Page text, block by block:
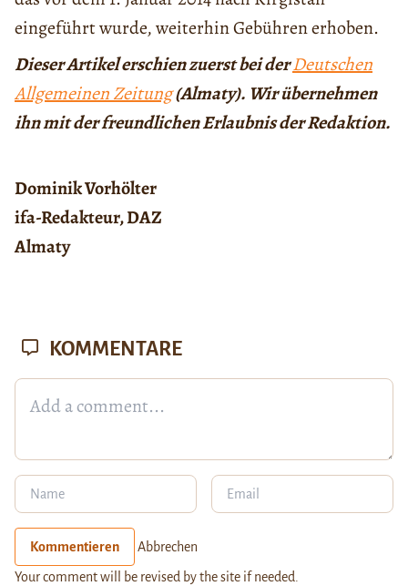
eingeführt wurde, weiterhin Gebühren erhoben.
Dieser Artikel erschien zuerst bei derDeutschen
Allgemeinen Zeitung(Almaty). Wir übernehmen
ihn mit der freundlichen Erlaubnis der Redaktion.
Dominik Vorhölter
ifa-Redakteur, DAZ
Almaty
KOMMENTARE
Kommentieren Abbrechen
Your comment will be revised by the site if needed.